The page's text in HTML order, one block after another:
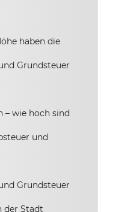
haben die
Grundsteuer
– wie hoch sind
und
Grundsteuer
der Stadt